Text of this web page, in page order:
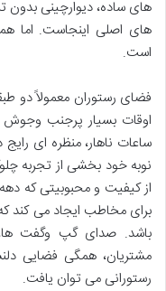
های ساده، دیوارچینی
های اصلی اینجاست. اما
است.
فضای رستوران معمولاً دو
اوقات بسیار پرجنب
ساعات ناهار، منظره ای
نوبه خود بخشی از تجربه
از کیفیت و محبوبیتی که
برای مخاطب ایجاد می کند
باشد. صدای گپ وگفت
مشتریان، همگی فضایی
رستورانی می توان یافت.